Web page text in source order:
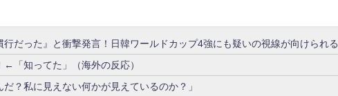
だった』と衝撃発言！日韓ワールドカップ4強にも疑いの視線が向けられる
「知ってた」（海外の反応）
？私に見えない何かが見えているのか？」